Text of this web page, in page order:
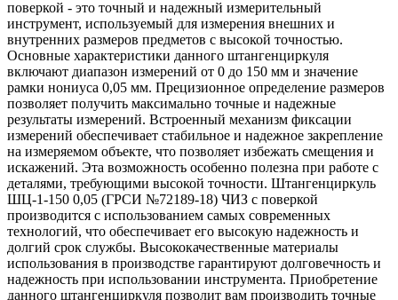
поверкой - это точный и надежный измерительный
инструмент, используемый для измерения внешних и
внутренних размеров предметов с высокой точностью.
Основные характеристики данного штангенциркуля
включают диапазон измерений от 0 до 150 мм и значение
рамки нониуса 0,05 мм. Прецизионное определение размеров
позволяет получить максимально точные и надежные
результаты измерений. Встроенный механизм фиксации
измерений обеспечивает стабильное и надежное закрепление
на измеряемом объекте, что позволяет избежать смещения и
искажений. Эта возможность особенно полезна при работе с
деталями, требующими высокой точности. Штангенциркуль
ШЦ-1-150 0,05 (ГРСИ №72189-18) ЧИЗ с поверкой
производится с использованием самых современных
технологий, что обеспечивает его высокую надежность и
долгий срок службы. Высококачественные материалы
использования в производстве гарантируют долговечность и
надежность при использовании инструмента. Приобретение
данного штангенциркуля позволит вам производить точные